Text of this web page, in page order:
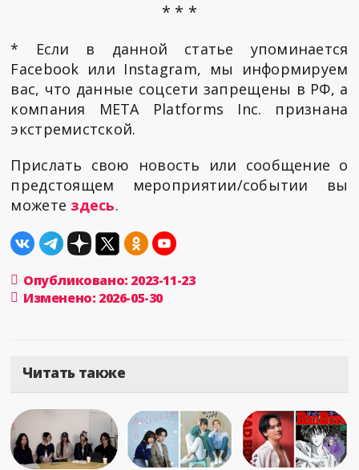
* * *
* Если в данной статье упоминается
Facebook или Instagram, мы информируем
вас, что данные соцсети запрещены в РФ, а
компания META Platforms Inc. признана
экстремистской.
Прислать свою новость или сообщение о
предстоящем мероприятии/событии вы
можете здесь.
Опубликовано: 2023-11-23
Изменено: 2026-05-30
Читать также